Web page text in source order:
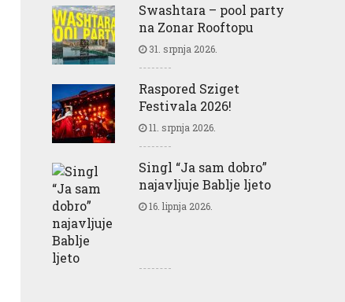
Swashtara – pool party
na Zonar Rooftopu
31. srpnja 2026.
Raspored Sziget
Festivala 2026!
11. srpnja 2026.
Singl “Ja sam dobro”
najavljuje Bablje ljeto
16. lipnja 2026.